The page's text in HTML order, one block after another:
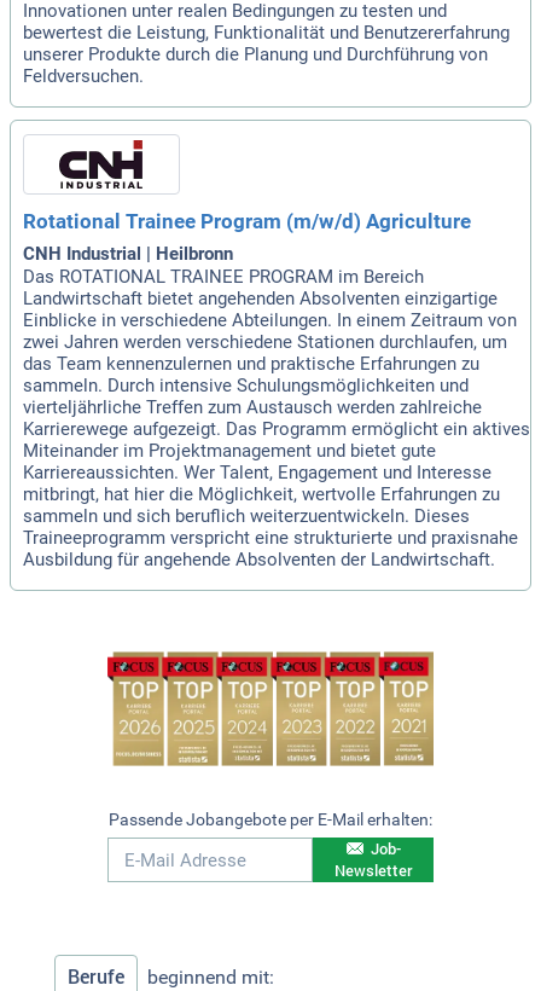
Innovationen unter realen Bedingungen zu testen und
bewertest die Leistung, Funktionalität und Benutzererfahrung
unserer Produkte durch die Planung und Durchführung von
Feldversuchen.
Rotational Trainee Program (m/w/d) Agriculture
CNH Industrial | Heilbronn
Das ROTATIONAL TRAINEE PROGRAM im Bereich
Landwirtschaft bietet angehenden Absolventen einzigartige
Einblicke in verschiedene Abteilungen. In einem Zeitraum von
zwei Jahren werden verschiedene Stationen durchlaufen, um
das Team kennenzulernen und praktische Erfahrungen zu
sammeln. Durch intensive Schulungsmöglichkeiten und
vierteljährliche Treffen zum Austausch werden zahlreiche
Karrierewege aufgezeigt. Das Programm ermöglicht ein aktives
Miteinander im Projektmanagement und bietet gute
Karriereaussichten. Wer Talent, Engagement und Interesse
mitbringt, hat hier die Möglichkeit, wertvolle Erfahrungen zu
sammeln und sich beruflich weiterzuentwickeln. Dieses
Traineeprogramm verspricht eine strukturierte und praxisnahe
Ausbildung für angehende Absolventen der Landwirtschaft.
Passende Jobangebote per E-Mail erhalten:
Job-
Newsletter
Berufe beginnend mit: